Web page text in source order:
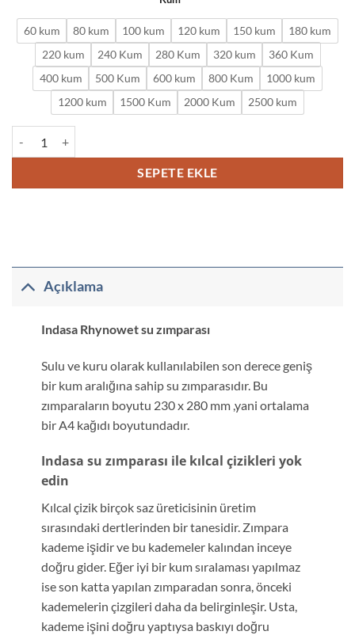
60 kum 80 kum 100 kum 120 kum 150 kum
180 kum
220 kum
240 Kum 280 Kum 320 kum
360 Kum
400 kum
500 Kum 600 kum 800 Kum
1000 kum
1200 kum
1500 Kum 2000 Kum 2500 kum
SEPETE EKLE
Açıklama
Indasa Rhynowet su zımparası
Sulu ve kuru olarak kullanılabilen son derece geniş
bir kum aralığına sahip su zımparasıdır. Bu
zımparaların boyutu 230 x 280 mm ,yani ortalama
bir A4 kağıdı boyutundadır.
Indasa su zımparası ile kılcal çizikleri yok
edin
Kılcal çizik birçok saz üreticisinin üretim
sırasındaki dertlerinden bir tanesidir. Zımpara
kademe işidir ve bu kademeler kalından inceye
doğru gider. Eğer iyi bir kum sıralaması yapılmaz
ise son katta yapılan zımparadan sonra, önceki
kademelerin çizgileri daha da belirginleşir. Usta,
kademe işini doğru yaptıysa baskıyı doğru